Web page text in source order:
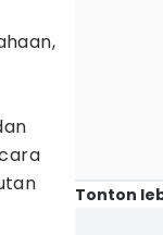
Tonton